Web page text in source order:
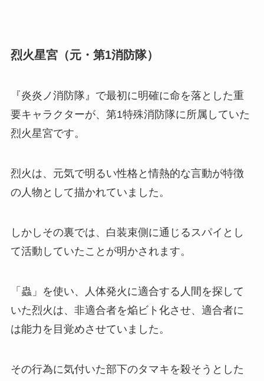
烈火星宮（元・第1消防隊）
『炎炎ノ消防隊』で最初に明確に命を落とした重
要キャラクターが、第1特殊消防隊に所属していた
烈火星宮です。
烈火は、元気で明るい性格と情熱的な言動が特徴
の人物として描かれていました。
しかしその裏では、白装束側に通じるスパイとし
て活動していたことが明かされます。
「蟲」を使い、人体発火に適合する人間を探して
いた烈火は、非適合者を焔ビト化させ、適合者に
は能力を目覚めさせていました。
その行為に気付いた部下のタマキを殺そうとした